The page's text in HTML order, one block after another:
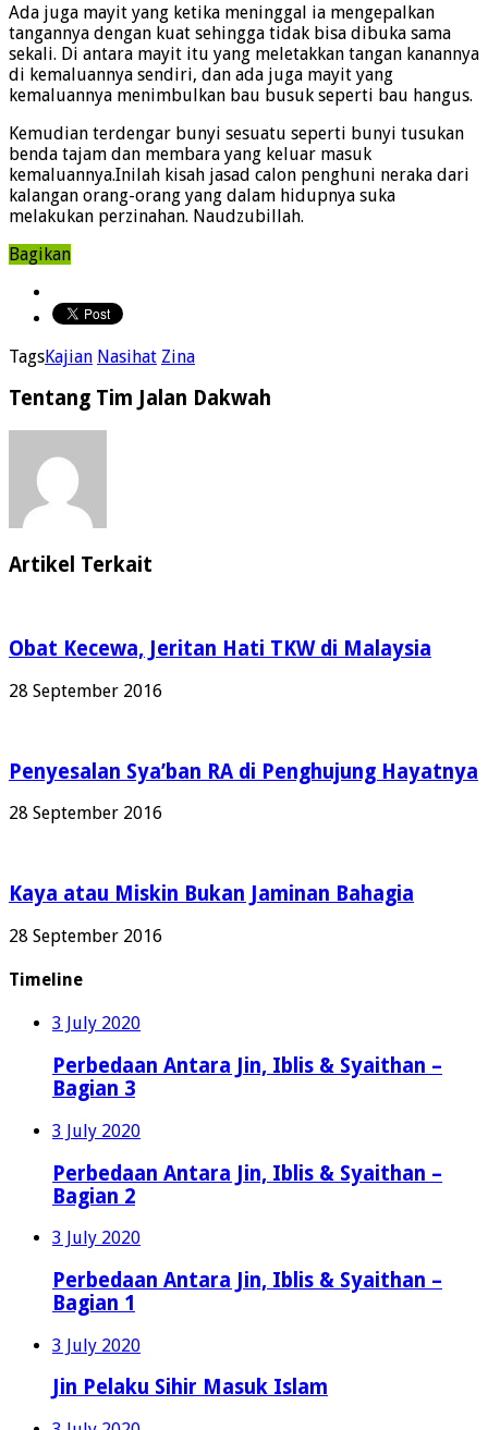
Ada juga mayit yang ketika meninggal ia mengepalkan
tangannya dengan kuat sehingga tidak bisa dibuka sama
sekali. Di antara mayit itu yang meletakkan tangan kanannya
di kemaluannya sendiri, dan ada juga mayit yang
kemaluannya menimbulkan bau busuk seperti bau hangus.
Kemudian terdengar bunyi sesuatu seperti bunyi tusukan
benda tajam dan membara yang keluar masuk
kemaluannya.Inilah kisah jasad calon penghuni neraka dari
kalangan orang-orang yang dalam hidupnya suka
melakukan perzinahan. Naudzubillah.
Bagikan
TagsKajian Nasihat Zina
Tentang Tim Jalan Dakwah
Artikel Terkait
Obat Kecewa, Jeritan Hati TKW di Malaysia
28 September 2016
Penyesalan Sya’ban RA di Penghujung Hayatnya
28 September 2016
Kaya atau Miskin Bukan Jaminan Bahagia
28 September 2016
Timeline
3 July 2020
Perbedaan Antara Jin, Iblis & Syaithan –
Bagian 3
3 July 2020
Perbedaan Antara Jin, Iblis & Syaithan –
Bagian 2
3 July 2020
Perbedaan Antara Jin, Iblis & Syaithan –
Bagian 1
3 July 2020
Jin Pelaku Sihir Masuk Islam